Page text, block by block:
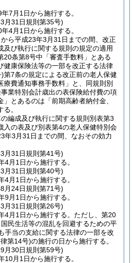
7月1日から施行する。
月31日規則第35号)
4月1日から施行する。
ら平成23年3月31日までの間、改正
及び執行に関する規則の規定の適用
20条第8号中「審査手数料」とある
健康保険法等の一部を改正する法律
)第7条の規定による改正前の老人保健
療費通知事務手数料」と、同規則別
業特別会計歳出の表保険給付費の項
とあるのは「前期高齢者納付金、
。
編成及び執行に関する規則別表第3
入の表及び別表第4の老人保健特別会
年3月31日までの間、なおその効力
月31日規則第41号)
4月1日から施行する。
月31日規則第40号)
4月1日から施行する。
月24日規則第71号)
9月1日から施行する。
月31日規則第26号)
4月1日から施行する。 ただし、第20
民生活等の混乱を回避するための平
手当の支給に関する法律の一部を改
第14号)の施行の日から施行する。
月30日規則第59号)
10月1日から施行する。